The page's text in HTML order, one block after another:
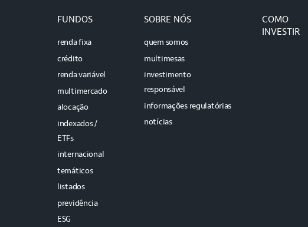
FUNDOS
renda fixa
crédito
renda variável
multimercado
alocação
indexados /
ETFs
internacional
temáticos
listados
previdência
ESG
SOBRE NÓS
quem somos
multimesas
investimento
responsável
informações regulatórias
notícias
COMO
INVESTIR